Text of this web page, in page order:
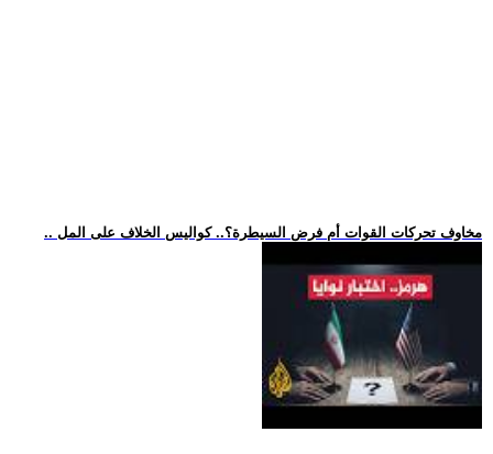
.. مخاوف تحركات القوات أم فرض السيطرة؟.. كواليس الخلاف على المل